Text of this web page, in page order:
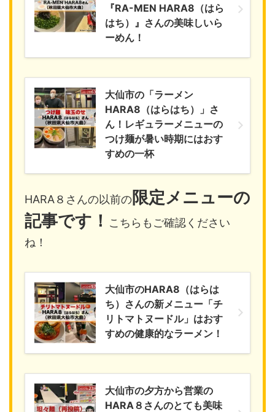
『RA-MEN HARA8（はら
はち）』さんの美味しいら
ーめん！
大仙市の「ラーメン
HARA8（はらはち）」さ
ん！レギュラーメニューの
つけ麺が暑い時期にはおす
すめの一杯
HARA８さんの以前の限定メニューの
記事です！
こちらもご確認ください
ね！
大仙市のHARA8（はらは
ち）さんの新メニュー「チ
リトマトヌードル」はおす
すめの健康的なラーメン！
大仙市の夕方から営業の
HARA８さんのとても美味